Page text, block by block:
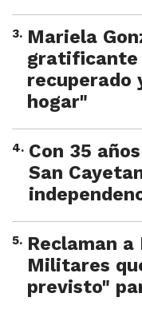
3. Mariela
gratificante
recuperado
hogar"
4. Con 35
San
5. Reclaman
Militares
previsto"